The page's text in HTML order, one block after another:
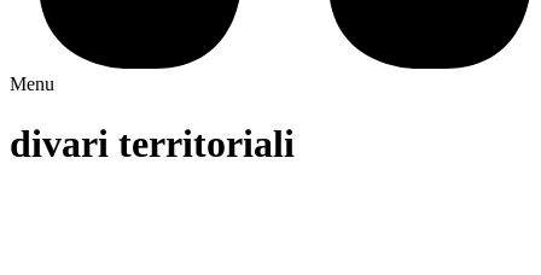
Menu
divari territoriali